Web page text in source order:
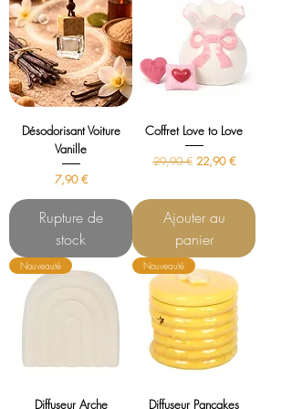
Désodorisant Voiture
Vanille
Prix
7,90 €
Rupture de
stock
Coffret Love to Love
Prix original
29,90 € Prix promotionnel
22,90 €
Ajouter au
panier
Nouveauté
Diffuseur Arche
Nouveauté
Diffuseur Pancakes